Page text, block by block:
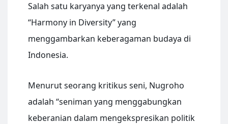
Salah satu karyanya yang terkenal adalah
“Harmony in Diversity” yang
menggambarkan keberagaman budaya di
Indonesia.
Menurut seorang kritikus seni, Nugroho
adalah “seniman yang menggabungkan
keberanian dalam mengekspresikan politik